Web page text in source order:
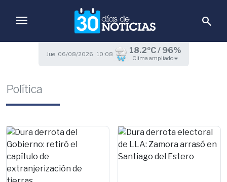
menu search
Jue, 06/08/2026 | 10:08 18.2ºC / 96%
Clima ampliado
Política